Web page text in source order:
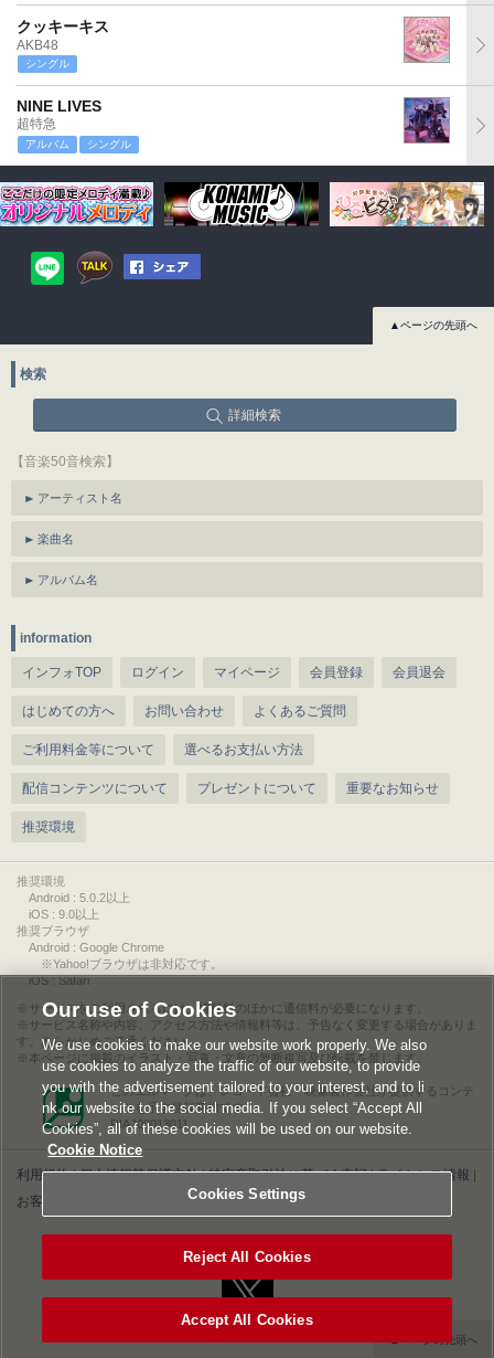
クッキーキス
AKB48
シングル
NINE LIVES
超特急
アルバム シングル
▲ページの先頭へ
検索
詳細検索
【音楽50音検索】
アーティスト名
楽曲名
アルバム名
information
インフォTOP ログイン マイページ 会員登録 会員退会
はじめての方へ お問い合わせ よくあるご質問
ご利用料金等について 選べるお支払い方法
配信コンテンツについて プレゼントについて 重要なお知らせ
推奨環境
推奨環境
Android : 5.0.2以上
iOS : 9.0以上
推奨ブラウザ
Android : Google Chrome
※Yahoo!ブラウザは非対応です。
iOS : Safari
サービスをご利用されるには、情報料のほかに通信料が必要になります。
サービス名称や内容、アクセス方法や情報料等は、予告なく変更する場合がありま
す。あらかじめご了承ください。
本ページに掲載のイラスト・写真・文章の無断複写及び転載を禁じます。
このエルマークは、レコード会社・映像製作会社が提供するコンテ
ンツを示す登録商標です。
RIAJ00013011
利用規約|個人情報等保護方針|特定商取引法に基づく表記|ライセンス情報
お客様情報の外部送信について|Cookies Settings
▲ページの先頭へ
Our use of Cookies
We use cookies to make our website work properly. We also
use cookies to analyze the traffic of our website, to provide
you with the advertisement tailored to your interest, and to li
nk our website to the social media. If you select “Accept All
Cookies”, all of these cookies will be used on our website.
Cookie Notice
Cookies Settings
Reject All Cookies
Accept All Cookies